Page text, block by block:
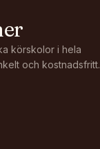
körskolor i hela
och kostnadsfritt.